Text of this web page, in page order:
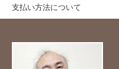
支払い方法について